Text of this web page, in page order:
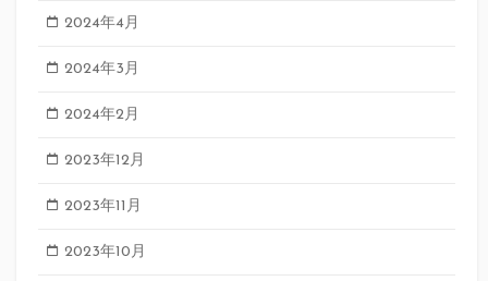
2024年4月
2024年3月
2024年2月
2023年12月
2023年11月
2023年10月